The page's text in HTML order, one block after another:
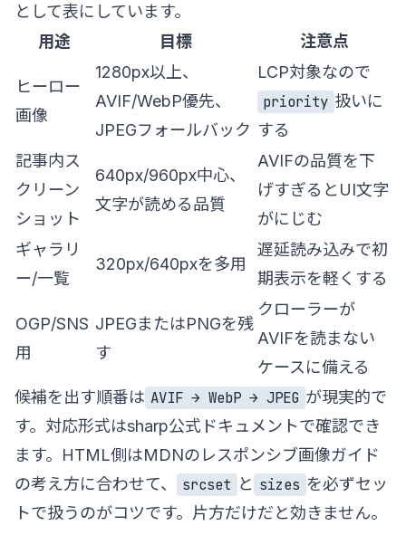
として表にしています。
用途
目標 注意点
ヒーロー
画像
1280px以上、
AVIF/WebP優先、
JPEGフォールバック
LCP対象なので
priority 扱いに
する
記事内ス
クリーン
ショット
640px/960px中心、
文字が読める品質
AVIFの品質を下
げすぎるとUI文字
がにじむ
ギャラリ
ー/一覧
320px/640pxを多用
遅延読み込みで初
期表示を軽くする
OGP/SNS
用
JPEGまたはPNGを残
す
クローラーが
AVIFを読まない
ケースに備える
候補を出す順番は AVIF → WebP → JPEG が現実的で
す。対応形式はsharp公式ドキュメントで確認でき
ます。HTML側はMDNのレスポンシブ画像ガイド
の考え方に合わせて、
srcset と sizes を必ずセッ
トで扱うのがコツです。片方だけだと効きません。